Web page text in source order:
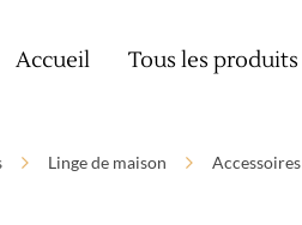
Accueil Tous les produits
Linge de maison Accessoires